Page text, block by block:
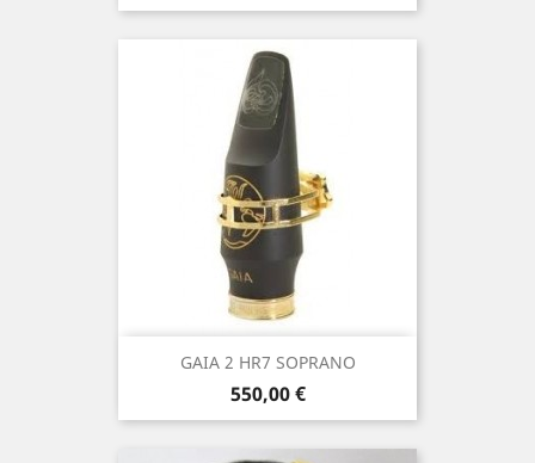
GAIA 2 HR7 SOPRANO
Τιμή
550,00 €